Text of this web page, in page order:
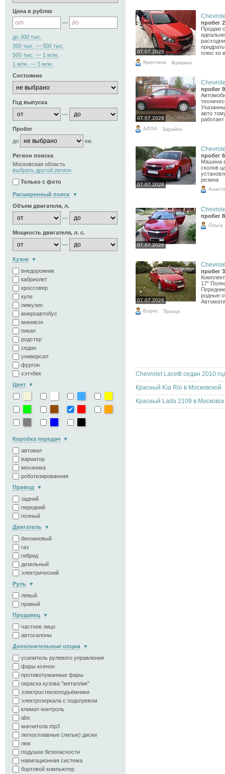
Цена в рублях
—
до 300 тыс.
300 тыс. — 500 тыс.
500 тыс. — 1 млн.
1 млн. — 3 млн.
Состояние
Год выпуска
—
Пробег
до
км.
Регион поиска
Московская область
выбрать другой регион
Только с фото
Расширенный поиск
Объем двигателя, л.
—
Мощность двигателя, л. с.
—
Кузов
внедорожник
кабриолет
кроссовер
купе
лимузин
микроавтобус
минивэн
пикап
родстер
седан
универсал
фургон
хэтчбек
Цвет
Коробка передач
автомат
вариатор
механика
роботизированная
Привод
задний
передний
полный
Двигатель
бензиновый
газ
гибрид
дизельный
электрический
Руль
левый
правый
Продавец
частное лицо
автосалоны
Дополнительные опции
усилитель рулевого управления
фары ксенон
противотуманные фары
окраска кузова "металлик"
электростеклоподъёмники
электрозеркала с подогревом
климат-контроль
abs
магнитола mp3
легкосплавные (литые) диски
люк
подушки безопасности
навигационная система
бортовой компьютер
07.07.2026
пробег
Продаю
плюс ко
Кристина Фрязино
07.07.2026
пробег
авто
АЛЛА Зарайск
07.07.2026
пробег
Машина
сколов
резина
07.07.2026
пробег
Ольга
07.07.2026
пробег
17"
родные
Борис Троицк
Chevrolet Lacetti седан 2010